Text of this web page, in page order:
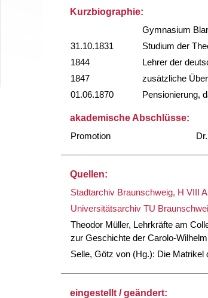
Kurzbiographie:
Gymnasium
31.10.1831
Studium der
1844
Lehrer der
1847
zusätzliche
01.06.1870
Pensionierung,
akademische Abschlüsse:
Promotion
Quellen:
Stadtarchiv Braunschweig, H VIII
Universitätsarchiv TU
Theodor Müller, Lehrkräfte am
zur Geschichte der Carolo-
Selle, Götz von (Hg.): Die Matrikel
eingestellt / geändert: